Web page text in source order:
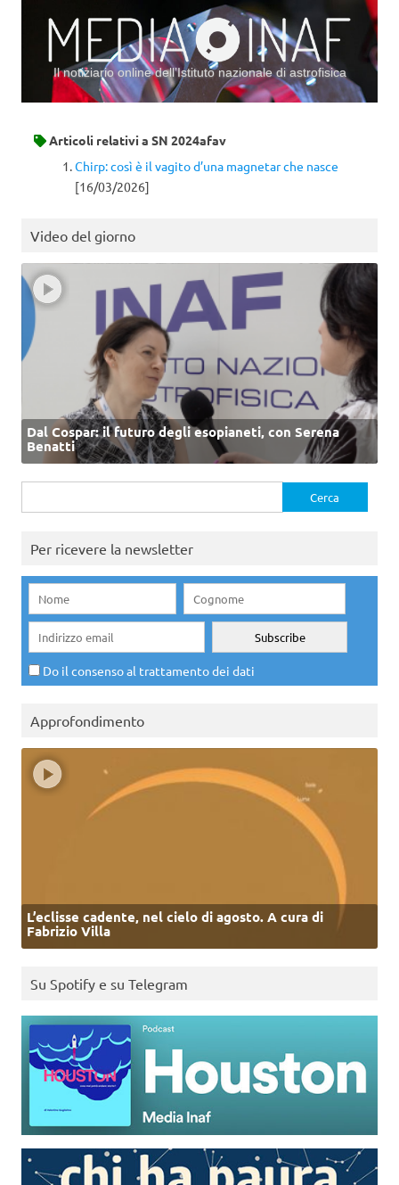
Il notiziario online dell’Istituto nazionale di astrofisica
Articoli relativi a SN 2024afav
Chirp: così è il vagito d’una magnetar che nasce
[16/03/2026]
Video del giorno
Dal Cospar: il futuro degli esopianeti, con Serena
Benatti
per:
Per ricevere la newsletter
Do il consenso al trattamento dei dati
Approfondimento
L’eclisse cadente, nel cielo di agosto. A cura di
Fabrizio Villa
Su Spotify e su Telegram